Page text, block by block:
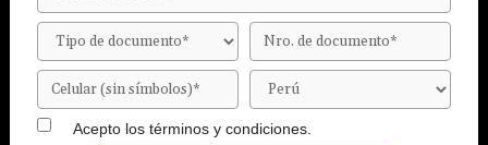
Acepto los términos y condiciones.